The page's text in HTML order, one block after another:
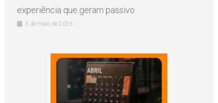
experiência que geram passivo
5 de maio de 2026